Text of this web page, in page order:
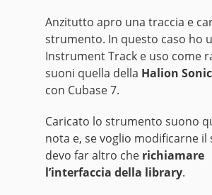
Anzitutto apro una traccia e
strumento. In questo caso ho
Instrument Track e uso come
suoni quella della Halion Sonic
con Cubase 7.
Caricato lo strumento suono
nota e, se voglio modificarne il
devo far altro che richiamare
l’interfaccia della library.